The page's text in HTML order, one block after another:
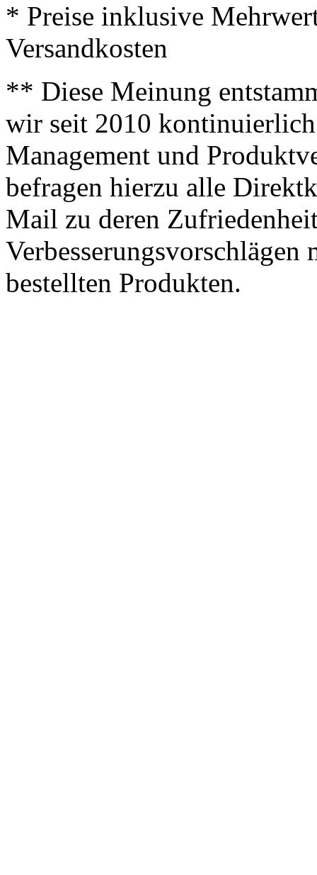
* Preise inklusive
Versandkosten
** Diese Meinung
wir seit 2010
Management und
befragen hierzu alle
Mail zu deren
bestellten Produkten.